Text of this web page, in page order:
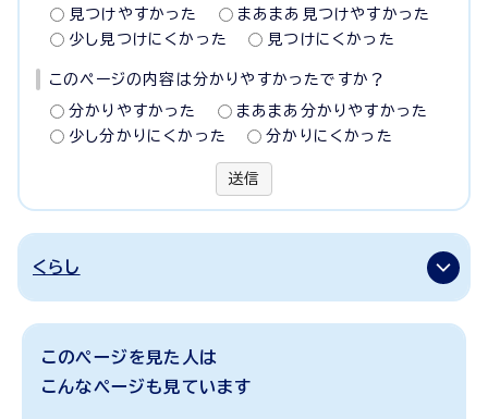
見つけやすかった
まあまあ見つけやすかった
少し見つけにくかった
見つけにくかった
このページの内容は分かりやすかったですか？
分かりやすかった
まあまあ分かりやすかった
少し分かりにくかった
分かりにくかった
送信
くらし
このページを見た人は
こんなページも見ています